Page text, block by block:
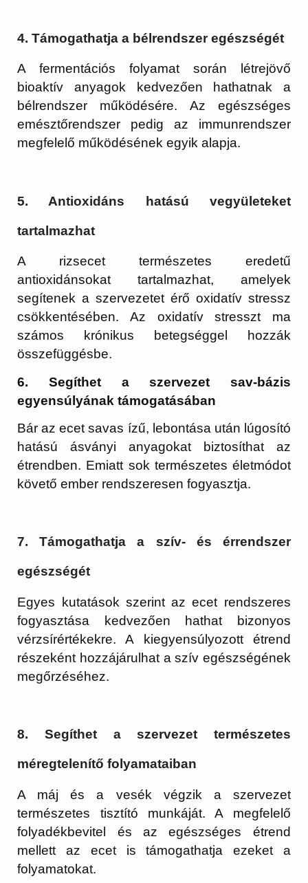
4. Támogathatja a bélrendszer egészségét
A fermentációs folyamat során létrejövő
bioaktív anyagok kedvezően hathatnak a
bélrendszer működésére. Az egészséges
emésztőrendszer pedig az immunrendszer
megfelelő működésének egyik alapja.
5. Antioxidáns hatású vegyületeket
tartalmazhat
A rizsecet természetes eredetű
antioxidánsokat tartalmazhat, amelyek
segítenek a szervezetet érő oxidatív stressz
csökkentésében. Az oxidatív stresszt ma
számos krónikus betegséggel hozzák
összefüggésbe.
6. Segíthet a szervezet sav-bázis
egyensúlyának támogatásában
Bár az ecet savas ízű, lebontása után lúgosító
hatású ásványi anyagokat biztosíthat az
étrendben. Emiatt sok természetes életmódot
követő ember rendszeresen fogyasztja.
7. Támogathatja a szív- és érrendszer
egészségét
Egyes kutatások szerint az ecet rendszeres
fogyasztása kedvezően hathat bizonyos
vérzsírértékekre. A kiegyensúlyozott étrend
részeként hozzájárulhat a szív egészségének
megőrzéséhez.
8. Segíthet a szervezet természetes
méregtelenítő folyamataiban
A máj és a vesék végzik a szervezet
természetes tisztító munkáját. A megfelelő
folyadékbevitel és az egészséges étrend
mellett az ecet is támogathatja ezeket a
folyamatokat.